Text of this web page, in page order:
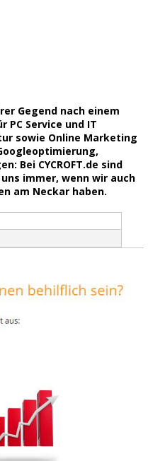
Gegend nach einem
Service und IT
sowie Online Marketing
Bei CYCROFT.de sind
immer, wenn wir auch
am Neckar haben.